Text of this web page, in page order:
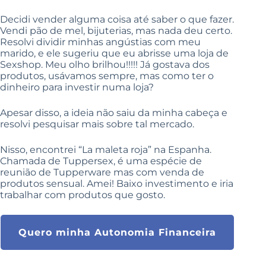
Decidi vender alguma coisa até saber o que fazer.
Vendi pão de mel, bijuterias, mas nada deu certo.
Resolvi dividir minhas angústias com meu
marido, e ele sugeriu que eu abrisse uma loja de
Sexshop. Meu olho brilhou!!!!! Já gostava dos
produtos, usávamos sempre, mas como ter o
dinheiro para investir numa loja?
Apesar disso, a ideia não saiu da minha cabeça e
resolvi pesquisar mais sobre tal mercado.
Nisso, encontrei “La maleta roja” na Espanha.
Chamada de Tuppersex, é uma espécie de
reunião de Tupperware mas com venda de
produtos sensual. Amei! Baixo investimento e iria
trabalhar com produtos que gosto.
Quero minha Autonomia Financeira